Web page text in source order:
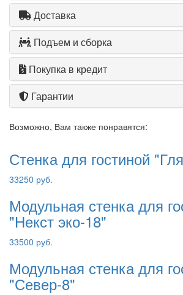
Доставка
Подъем и сборка
Покупка в кредит
Гарантии
Возможно, Вам также понравятся:
Стенка для гостиной
33250 руб.
Модульная стенка для
"Некст эко-18"
33500 руб.
Модульная стенка для
"Север-8"